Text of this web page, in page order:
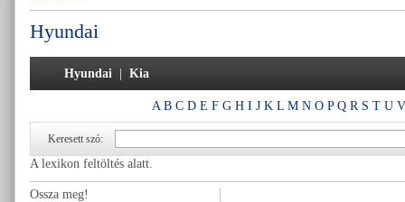
Hyundai
Hyundai Kia
A B C D E F G H I J K L M N O P Q R S T U V
Keresett szó:
A lexikon feltöltés alatt.
Ossza meg!